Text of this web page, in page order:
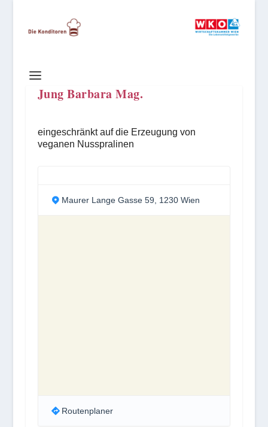
Jung Barbara Mag.
eingeschränkt auf die Erzeugung von
veganen Nusspralinen
Maurer Lange Gasse 59, 1230 Wien
Routenplaner